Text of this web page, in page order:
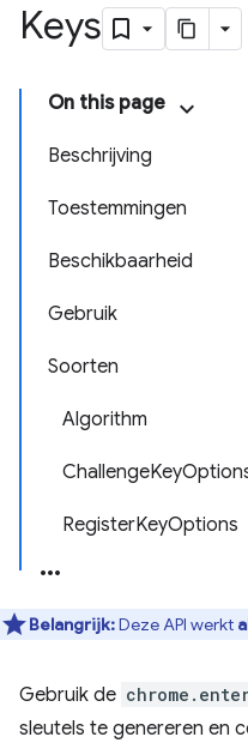
Keys
On this page
Beschrijving
Toestemmingen
Beschikbaarheid
Gebruik
Soorten
Algorithm
RegisterKeyOptions
Belangrijk:Deze API werkt
Gebruik de
sleutels te genereren en